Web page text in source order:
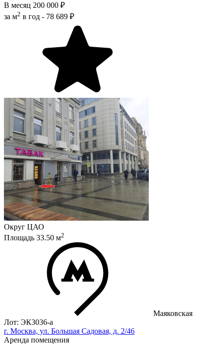
В месяц 200 000 ₽
за м2 в год - 78 689 ₽
Округ ЦАО
Площадь 33.50 м2
Маяковская
Лот: ЭК3036-a
г. Москва, ул. Большая Садовая, д. 2/46
Аренда помещения